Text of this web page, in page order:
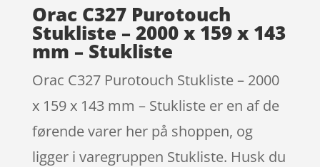
Orac C327 Purotouch
Stukliste – 2000 x 159 x 143
mm – Stukliste
Orac C327 Purotouch Stukliste – 2000
x 159 x 143 mm – Stukliste er en af de
førende varer her på shoppen, og
ligger i varegruppen Stukliste. Husk du